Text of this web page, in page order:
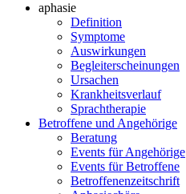
aphasie
Definition
Symptome
Auswirkungen
Begleiterscheinungen
Ursachen
Krankheitsverlauf
Sprachtherapie
Betroffene und Angehörige
Beratung
Events für Angehörige
Events für Betroffene
Betroffenenzeitschrift